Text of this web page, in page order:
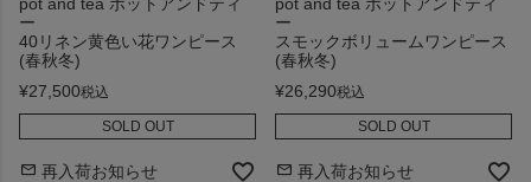
ー
40リネン黄色い花ワンピース
(春秋冬)
¥27,500税込
SOLD OUT
再入荷お知らせ
ー
スモックボリュームワンピース
(春秋冬)
¥26,290税込
SOLD OUT
再入荷お知らせ